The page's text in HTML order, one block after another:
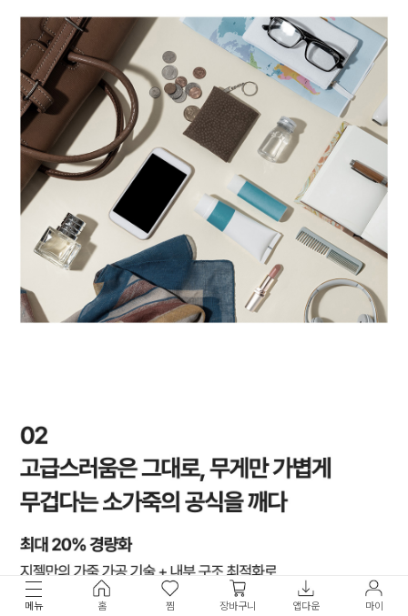
메뉴 홈 찜 장바구니 앱다운 마이